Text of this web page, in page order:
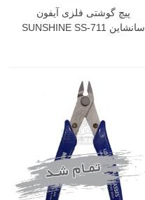
پیچ گوشتی فلزی آیفون
سانشاین SUNSHINE SS-711